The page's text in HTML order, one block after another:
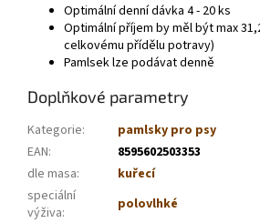
Optimální denní dávka 4 - 20 ks
Optimální příjem by měl být max
celkovému přídělu potravy)
Pamlsek lze podávat denně
Doplňkové parametry
Kategorie:
pamlsky pro psy
EAN:
8595602503353
dle masa:
kuřecí
speciální
výživa:
polovlhké